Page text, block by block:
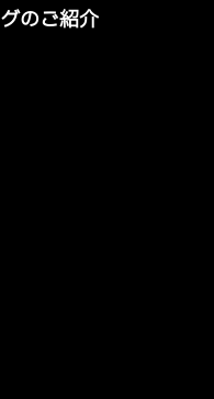
のご紹介